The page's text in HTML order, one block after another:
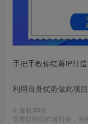
手把手教你红薯IP打
利用自身优势做此项
© 版权声明
文章版权归作者所有，未